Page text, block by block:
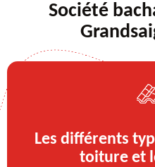
Société
Les différents
toiture et